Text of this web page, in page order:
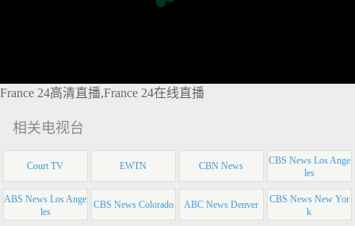
France 24高清直播,France 24在线直播
相关电视台
Court TV EWTN CBN News
CBS News Los Ange
les
ABS News Los Ange
les
CBS News Colorado ABC News Denver
CBS News New Yor
k